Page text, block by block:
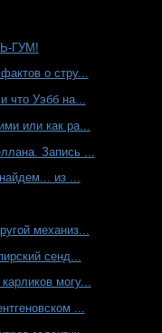
ГУМ!
о стру...
что Уэбб на...
или как ра...
Запись ...
из ...
механиз...
сенд...
могу...
...